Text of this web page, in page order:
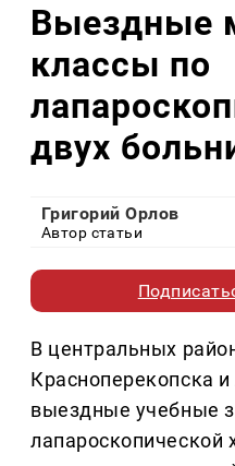
Выездные
классы по
двух
Григорий Орлов
Автор статьи
В центральных
Красноперекопска
выездные учебные
лапароскопической